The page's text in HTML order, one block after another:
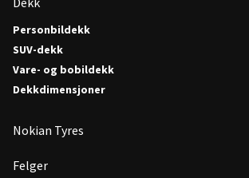
Personbildekk
SUV-dekk
Vare- og bobildekk
Dekkdimensjoner
Nokian Tyres
Felger